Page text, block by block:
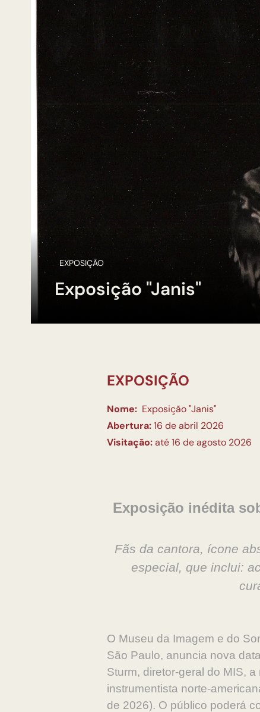
EXPOSIÇÃO
Exposição "Janis"
EXPOSIÇÃO
Nome: Exposição "Janis"
Abertura:16 de abril 2026
Visitação:até 16 de agosto 2026
Exposição inédita
Fãs da cantora, ícone
especial, que inclui:
O Museu da Imagem e do
São Paulo, anuncia nova
Sturm, diretor-geral do MIS,
instrumentista norte-
de 2026). O público poderá